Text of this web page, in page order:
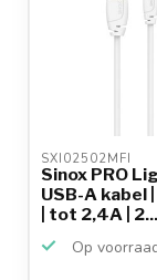
SXI02502MFI
Sinox PRO
USB-A kabel
| tot 2,4A | 2...
Op